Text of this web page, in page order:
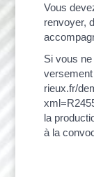
Vous
renvoyer,
Si vous
rieux.fr/
la
à la